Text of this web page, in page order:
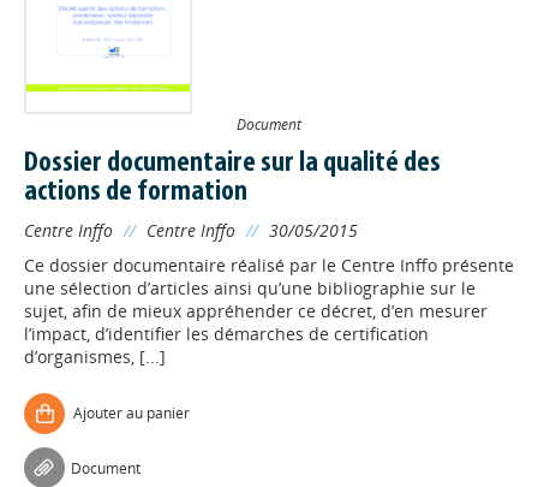
Document
Dossier documentaire sur la qualité des
actions de formation
Centre Inffo // Centre Inffo // 30/05/2015
Ce dossier documentaire réalisé par le Centre Inffo présente
une sélection d’articles ainsi qu’une bibliographie sur le
sujet, afin de mieux appréhender ce décret, d’en mesurer
l’impact, d’identifier les démarches de certification
d’organismes, [...]
Ajouter au panier
Document